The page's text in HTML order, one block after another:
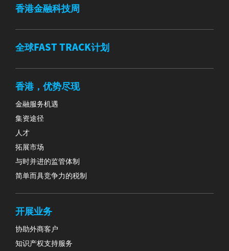
香港金融科技周
全球FAST TRACK计划
香港，优势尽现
金融服务机遇
集资途径
人才
拓展市场
与时并进的监管体制
简单而具竞争力的税制
开展业务
协助外商客户
知识产权支持服务